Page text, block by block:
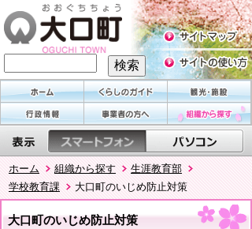
ホーム 組織から探す
生涯教育部
学校教育課
大口町のいじめ防止対策
大口町のいじめ防止対策